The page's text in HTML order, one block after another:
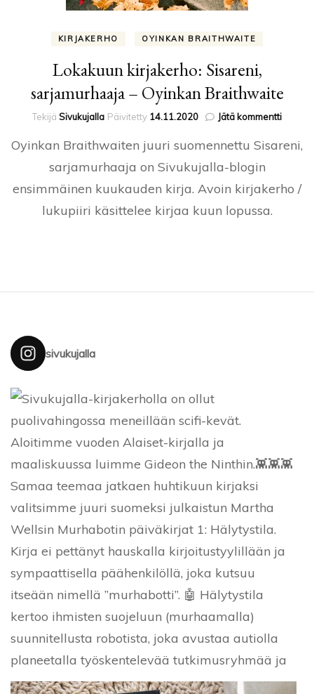
KIRJAKERHO OYINKAN BRAITHWAITE
Lokakuun kirjakerho: Sisareni,
sarjamurhaaja – Oyinkan Braithwaite
Tekijä Sivukujalla Päivitetty 14.11.2020 Jätä kommentti
–
Oyinkan Braithwaiten juuri suomennettu Sisareni,
sarjamurhaaja on Sivukujalla-blogin
ensimmäinen kuukauden kirja. Avoin kirjakerho /
lukupiiri käsittelee kirjaa kuun lopussa.
sivukujalla